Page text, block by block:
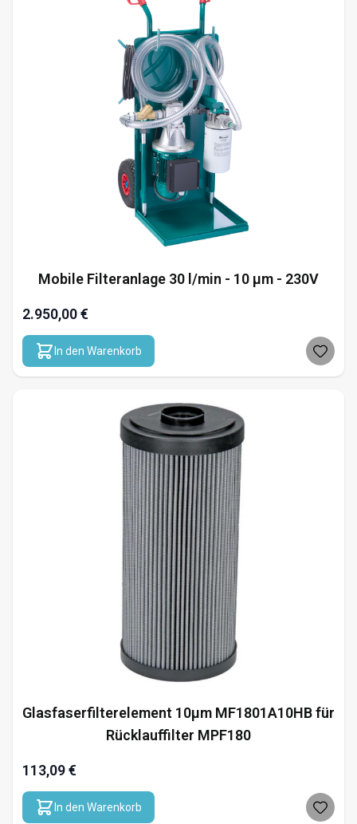
Mobile Filteranlage 30 l/min - 10 µm - 230V
2.950,00 €
In den Warenkorb
Glasfaserfilterelement 10µm MF1801A10HB für
Rücklauffilter MPF180
113,09 €
In den Warenkorb